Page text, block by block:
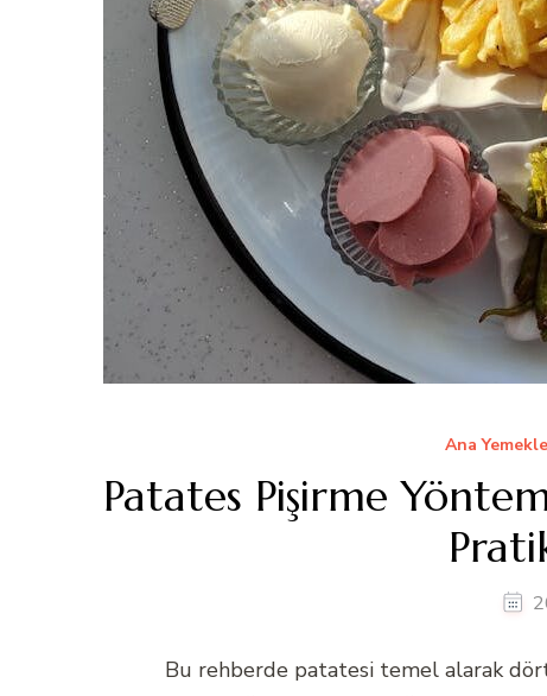
Ana
Patates Pişirme
Bu rehberde patatesi temel alarak